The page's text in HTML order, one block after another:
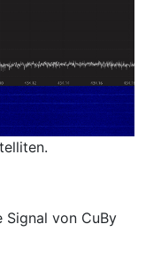
von CuBy